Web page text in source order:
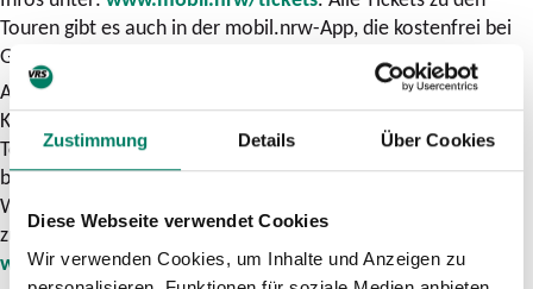
Zustimmung Details Über Cookies
Diese Webseite verwendet Cookies
Wir verwenden Cookies, um Inhalte und Anzeigen zu
Touren gibt es auch in der mobil.nrw-App, die kostenfrei bei
GooglePlay und im App Store erhältlich ist.
Ab Anfang Juni ist der kostenlose Wanderfolder in den
Kundencentern der Verkehrsunternehmen in NRW sowie in
Tourist-Informationen und Fahrkarten-Vertriebsstellen und
bei Wandervereinen erhältlich. Alle Touren, nützliche
Wanderinformationen sowie Kartenmaterial und der Folder
zum Ausdrucken stehen außerdem online zur Verfügung:
www.mobil.nrw/entdecken.